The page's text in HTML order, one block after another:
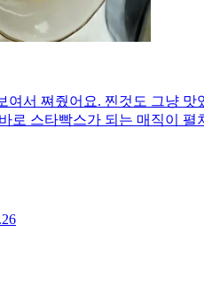
여서 쪄줬어요. 찐것도 그냥
로 스타빡스가 되는 매직이